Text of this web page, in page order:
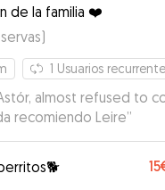
mucha tranquilidad. La
de la familia ❤️
)
1 Usuarios
almost refused to
recomiendo Leire”